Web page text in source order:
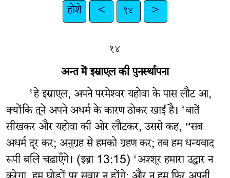
होशे < १४ >
१४
अन्त में इस्राएल की पुनर्स्थापना
१हे इस्राएल, अपने परमेश्‍वर यहोवा के पास लौट आ,
क्योंकि तूने अपने अधर्म के कारण ठोकर खाई है। २बातें
सीखकर और यहोवा की ओर लौटकर, उससे कह, “सब
अधर्म दूर कर; अनुग्रह से हमको ग्रहण कर; तब हम धन्यवाद
रूपी बलि चढ़ाएँगे। (इब्रा 13:15) ३अश्शूर हमारा उद्धार न